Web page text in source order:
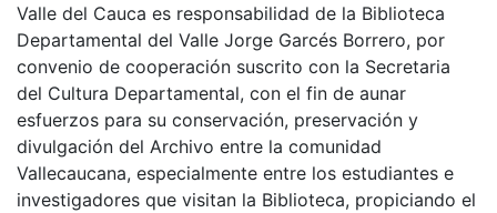
Valle del Cauca es responsabilidad de la Biblioteca
Departamental del Valle Jorge Garcés Borrero, por
convenio de cooperación suscrito con la Secretaria
del Cultura Departamental, con el fin de aunar
esfuerzos para su conservación, preservación y
divulgación del Archivo entre la comunidad
Vallecaucana, especialmente entre los estudiantes e
investigadores que visitan la Biblioteca, propiciando el